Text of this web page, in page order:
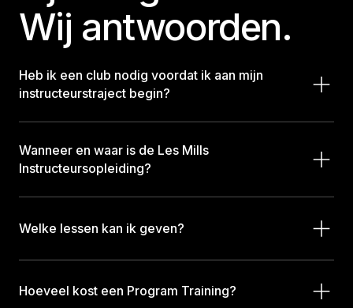
Wij antwoorden.
Heb ik een club nodig voordat ik aan mijn
instructeurstraject begin?
Wanneer en waar is de Les Mills
Instructeursopleiding?
Welke lessen kan ik geven?
Hoeveel kost een Program Training?